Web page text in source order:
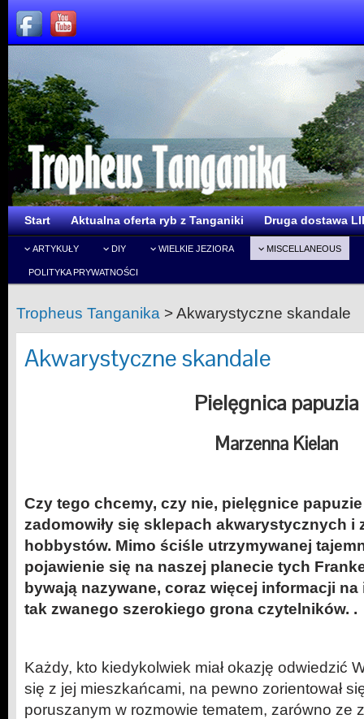
Start Aktualna oferta ryb z Tanganiki Druga dostawa
ARTYKUŁY DIY WIELKIE JEZIORA MISCELLANEOUS
POLITYKA PRYWATNOŚCI
Tropheus Tanganika >Akwarystyczne skandale
Akwarystyczne skandale
Pielęgnica papuzia
Marzenna Kielan
Czy tego chcemy, czy nie, pielęgnice papuzie
zadomowiły się sklepach akwarystycznych i
hobbystów. Mimo ściśle utrzymywanej
pojawienie się na naszej planecie tych
bywają nazywane, coraz więcej informacji
tak zwanego szerokiego grona czytelników. .
Każdy, kto kiedykolwiek miał okazję odwiedzić
się z jej mieszkańcami, na pewno zorientował
poruszanym w rozmowie tematem, zarówno ze